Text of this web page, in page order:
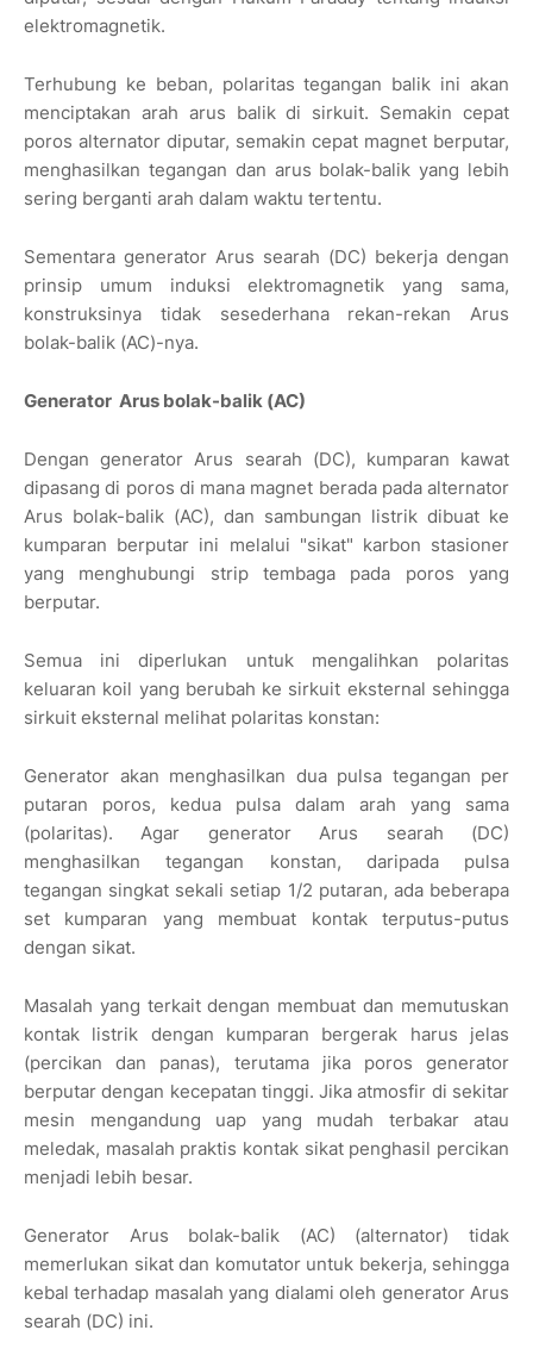
elektromagnetik.
Terhubung ke beban, polaritas tegangan balik ini akan
menciptakan arah arus balik di sirkuit. Semakin cepat
poros alternator diputar, semakin cepat magnet berputar,
menghasilkan tegangan dan arus bolak-balik yang lebih
sering berganti arah dalam waktu tertentu.
Sementara generator Arus searah (DC) bekerja dengan
prinsip umum induksi elektromagnetik yang sama,
konstruksinya tidak sesederhana rekan-rekan Arus
bolak-balik (AC)-nya.
Generator Arus bolak-balik (AC)
Dengan generator Arus searah (DC), kumparan kawat
dipasang di poros di mana magnet berada pada alternator
Arus bolak-balik (AC), dan sambungan listrik dibuat ke
kumparan berputar ini melalui "sikat" karbon stasioner
yang menghubungi strip tembaga pada poros yang
berputar.
Semua ini diperlukan untuk mengalihkan polaritas
keluaran koil yang berubah ke sirkuit eksternal sehingga
sirkuit eksternal melihat polaritas konstan:
Generator akan menghasilkan dua pulsa tegangan per
putaran poros, kedua pulsa dalam arah yang sama
(polaritas). Agar generator Arus searah (DC)
menghasilkan tegangan konstan, daripada pulsa
tegangan singkat sekali setiap 1/2 putaran, ada beberapa
set kumparan yang membuat kontak terputus-putus
dengan sikat.
Masalah yang terkait dengan membuat dan memutuskan
kontak listrik dengan kumparan bergerak harus jelas
(percikan dan panas), terutama jika poros generator
berputar dengan kecepatan tinggi. Jika atmosfir di sekitar
mesin mengandung uap yang mudah terbakar atau
meledak, masalah praktis kontak sikat penghasil percikan
menjadi lebih besar.
Generator Arus bolak-balik (AC) (alternator) tidak
memerlukan sikat dan komutator untuk bekerja, sehingga
kebal terhadap masalah yang dialami oleh generator Arus
searah (DC) ini.